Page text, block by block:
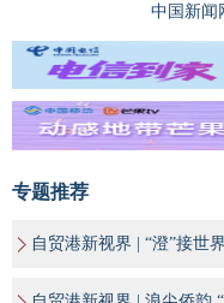
中国新闻
专题推荐
自贸港新视界 | “澄”接世